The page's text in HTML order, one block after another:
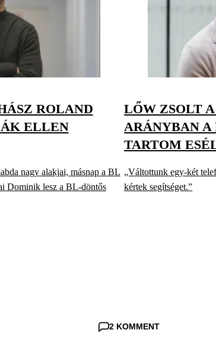
ROLAND
ELLEN
nagy alakjai, másnap a BL
Dominik lesz a BL-döntős
LŐW ZSOLT
ARÁNYBAN A
TARTOM
„Váltottunk egy-két
kértek segítséget.”
2 KOMMENT